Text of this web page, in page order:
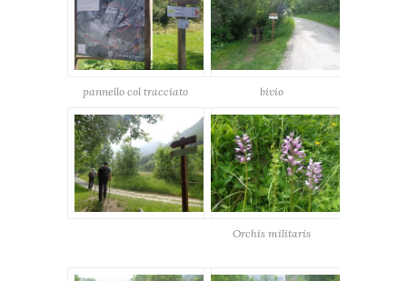
pannello col tracciato bivio
Orchis militaris